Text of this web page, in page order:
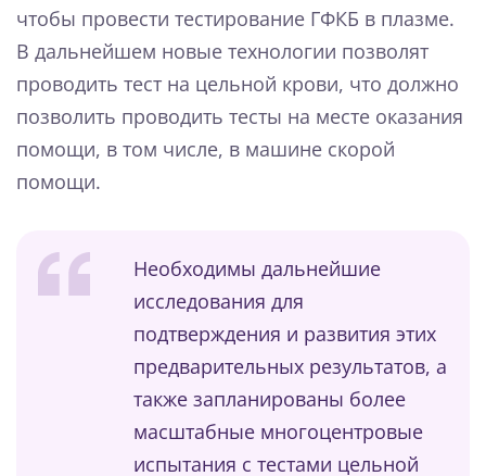
чтобы провести тестирование ГФКБ в плазме.
В дальнейшем новые технологии позволят
проводить тест на цельной крови, что должно
позволить проводить тесты на месте оказания
помощи, в том числе, в машине скорой
помощи.
Необходимы дальнейшие
исследования для
подтверждения и развития этих
предварительных результатов, а
также запланированы более
масштабные многоцентровые
испытания с тестами цельной